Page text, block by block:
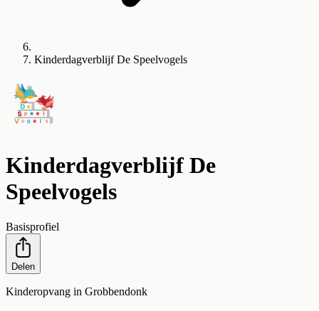
Kinderdagverblijf De Speelvogels
Kinderdagverblijf De
Speelvogels
Basisprofiel
Delen
Kinderopvang in Grobbendonk